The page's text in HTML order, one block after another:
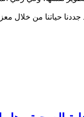
حياتنا من خلال